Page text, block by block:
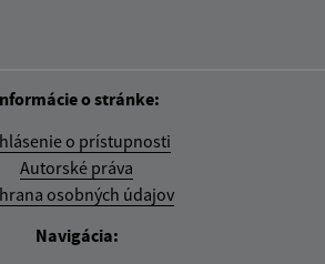
o stránke:
o prístupnosti
Autorské práva
osobných údajov
Navigácia: